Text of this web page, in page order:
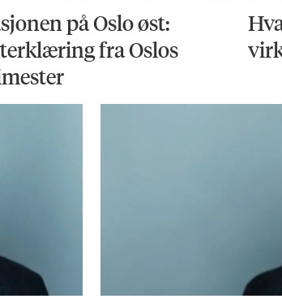
på Oslo øst:
fra Oslos